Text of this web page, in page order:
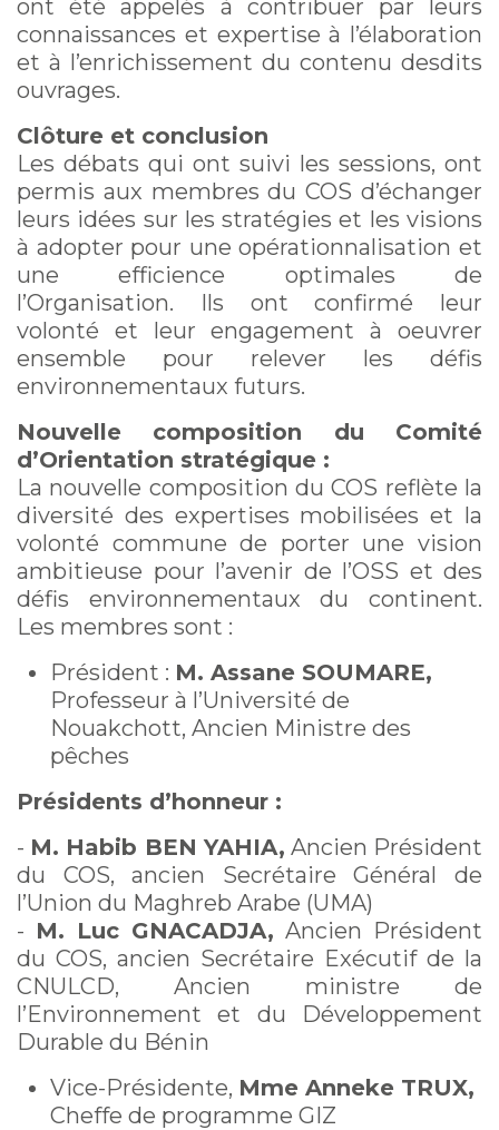
ont été appelés à contribuer par leurs
connaissances et expertise à l’élaboration
et à l’enrichissement du contenu desdits
ouvrages.
Clôture et conclusion
Les débats qui ont suivi les sessions, ont
permis aux membres du COS d’échanger
leurs idées sur les stratégies et les visions
à adopter pour une opérationnalisation et
une efficience optimales de
l’Organisation. Ils ont confirmé leur
volonté et leur engagement à oeuvrer
ensemble pour relever les défis
environnementaux futurs.
Nouvelle composition du Comité
d’Orientation stratégique :
La nouvelle composition du COS reflète la
diversité des expertises mobilisées et la
volonté commune de porter une vision
ambitieuse pour l’avenir de l’OSS et des
défis environnementaux du continent.
Les membres sont :
Président : M. Assane SOUMARE,
Professeur à l’Université de
Nouakchott, Ancien Ministre des
pêches
Présidents d’honneur :
- M. Habib BEN YAHIA, Ancien Président
du COS, ancien Secrétaire Général de
l’Union du Maghreb Arabe (UMA)
- M. Luc GNACADJA, Ancien Président
du COS, ancien Secrétaire Exécutif de la
CNULCD, Ancien ministre de
l’Environnement et du Développement
Durable du Bénin
Vice-Présidente, Mme Anneke TRUX,
Cheffe de programme GIZ